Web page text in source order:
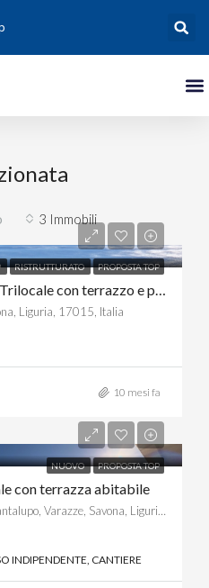
3 Immobili
RISTRUTTURATO PROPOSTA TOP
Rif 16 – Castagnabuona, Trilocale con terrazzo e posto auto, VISTA MARE
Liguria, 17015, Italia
10 mesi fa
NUOVO PROPOSTA TOP
con terrazza abitabile
Via San Francesco d'Assisi, Cantalupo, Varazze, Savona, Liguria, 17019, Italia
INDIPENDENTE, CANTIERE